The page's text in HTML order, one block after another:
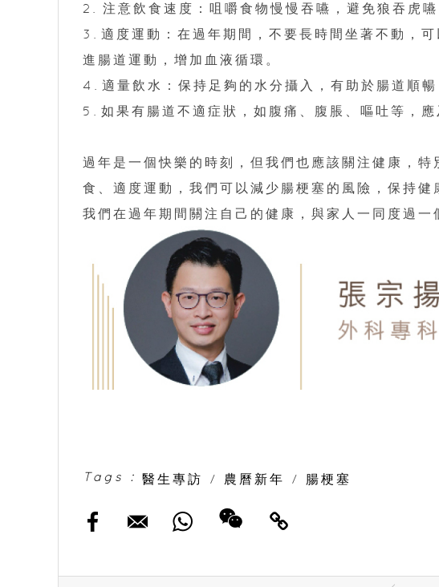
2.⁠⁠注意飲食速度：咀嚼食物慢慢吞嚥，避免狼吞虎
3.⁠適度運動：在過年期間，不要長時間坐著不動，
進腸道運動，增加血液循環。
4.⁠適量飲水：保持足夠的水分攝入，有助於腸道順暢
5.⁠如果有腸道不適症狀，如腹痛、腹脹、嘔吐等，
過年是一個快樂的時刻，但我們也應該關注健康，
食、適度運動，我們可以減少腸梗塞的風險，保持
我們在過年期間關注自己的健康，與家人一同度過一
Tags : 醫生專訪 / 農曆新年 / 腸梗塞